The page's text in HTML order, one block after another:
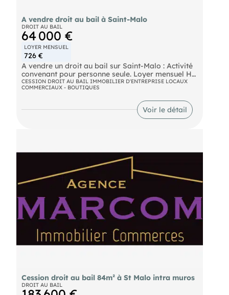
A vendre droit au bail à Saint-Malo
DROIT AU BAIL
64 000 €
LOYER MENSUEL
726 €
A vendre un droit au bail sur Saint-Malo : Activité
convenant pour personne seule. Loyer mensuel HT
: 726 €
- Foncier charge preneur A vendre 52 000 €
CESSION DROIT AU BAIL IMMOBILIER D'ENTREPRISE LOCAUX
COMMERCIAUX - BOUTIQUES
Voir le détail
Cession droit au bail 84m² à St Malo intra muros
DROIT AU BAIL